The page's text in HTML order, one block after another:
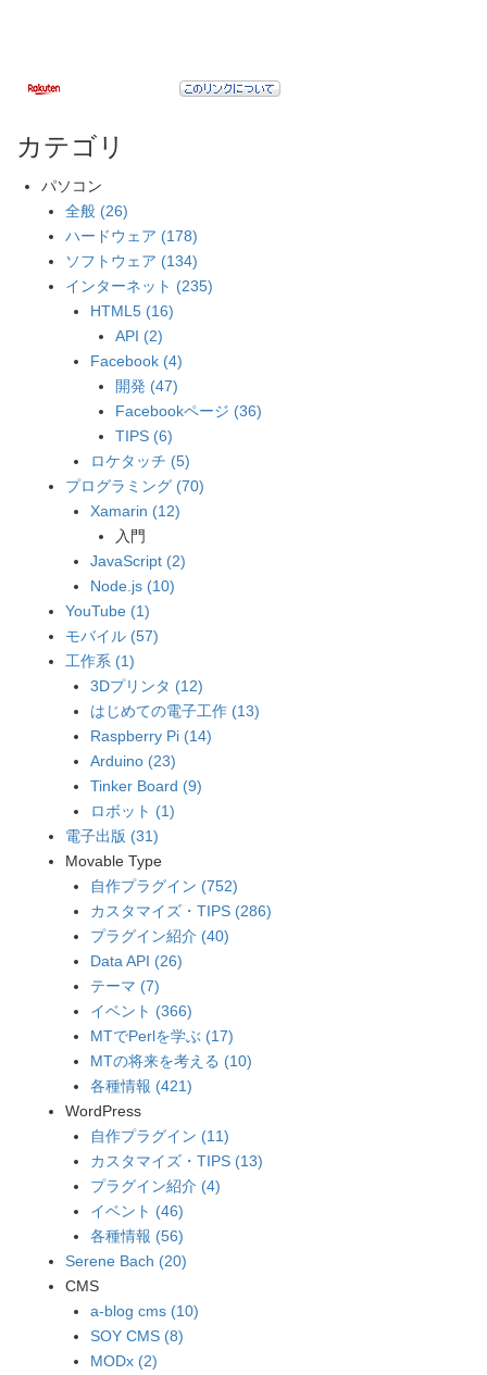
カテゴリ
パソコン
全般 (26)
ハードウェア (178)
ソフトウェア (134)
インターネット (235)
HTML5 (16)
API (2)
Facebook (4)
開発 (47)
Facebookページ (36)
TIPS (6)
ロケタッチ (5)
プログラミング (70)
Xamarin (12)
入門
JavaScript (2)
Node.js (10)
YouTube (1)
モバイル (57)
工作系 (1)
3Dプリンタ (12)
はじめての電子工作 (13)
Raspberry Pi (14)
Arduino (23)
Tinker Board (9)
ロボット (1)
電子出版 (31)
Movable Type
自作プラグイン (752)
カスタマイズ・TIPS (286)
プラグイン紹介 (40)
Data API (26)
テーマ (7)
イベント (366)
MTでPerlを学ぶ (17)
MTの将来を考える (10)
各種情報 (421)
WordPress
自作プラグイン (11)
カスタマイズ・TIPS (13)
プラグイン紹介 (4)
イベント (46)
各種情報 (56)
Serene Bach (20)
CMS
a-blog cms (10)
SOY CMS (8)
MODx (2)